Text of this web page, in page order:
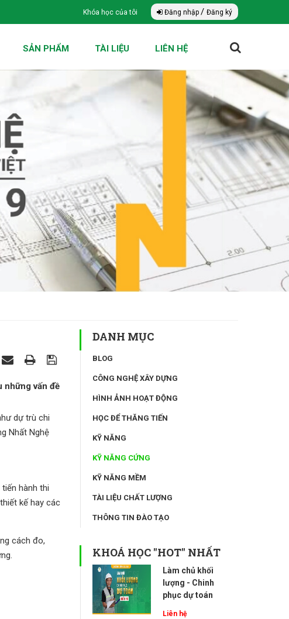
Khóa học của tôi Đăng nhập / Đăng ký
SẢN PHẨM TÀI LIỆU LIÊN HỆ
những vấn đề
dự trù chi
Nhất Nghệ
hành thi
kế hay các
cách đo,
DANH MỤC
BLOG
CÔNG NGHỆ XÂY DỰNG
HÌNH ẢNH HOẠT ĐỘNG
HỌC ĐỂ THĂNG TIẾN
KỸ NĂNG
KỸ NĂNG CỨNG
KỸ NĂNG MỀM
TÀI LIỆU CHẤT LƯỢNG
THÔNG TIN ĐÀO TẠO
KHOÁ HỌC "HOT" NHẤT
Làm chủ khối
lượng - Chinh
phục dự toán
Liên hệ